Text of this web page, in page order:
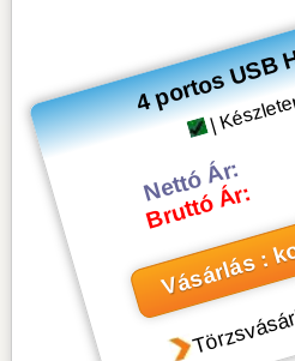
4 portos USB
|
Nettó Ár:
Bruttó Ár:
Vásárlás :